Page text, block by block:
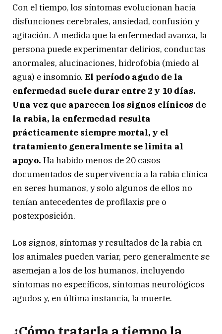
Con el tiempo, los síntomas evolucionan hacia
disfunciones cerebrales, ansiedad, confusión y
agitación. A medida que la enfermedad avanza, la
persona puede experimentar delirios, conductas
anormales, alucinaciones, hidrofobia (miedo al
agua) e insomnio. El período agudo de la
enfermedad suele durar entre 2 y 10 días.
Una vez que aparecen los signos clínicos de
la rabia, la enfermedad resulta
prácticamente siempre mortal, y el
tratamiento generalmente se limita al
apoyo. Ha habido menos de 20 casos
documentados de supervivencia a la rabia clínica
en seres humanos, y solo algunos de ellos no
tenían antecedentes de profilaxis pre o
postexposición.
Los signos, síntomas y resultados de la rabia en
los animales pueden variar, pero generalmente se
asemejan a los de los humanos, incluyendo
síntomas no específicos, síntomas neurológicos
agudos y, en última instancia, la muerte.